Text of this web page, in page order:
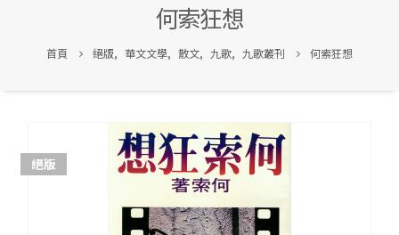
何索狂想
首頁 絕版, 華文文學, 散文, 九歌, 九歌叢刊 何索狂想
絕版